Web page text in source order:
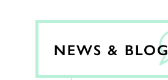
NEWS & BLOG